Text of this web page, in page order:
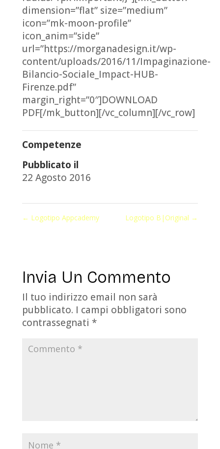
dimension=”flat” size=”medium”
icon=”mk-moon-profile”
icon_anim=”side”
url=”https://morganadesign.it/wp-
content/uploads/2016/11/Impaginazione-
Bilancio-Sociale_Impact-HUB-
Firenze.pdf”
margin_right=”0″]DOWNLOAD
PDF[/mk_button][/vc_column][/vc_row]
Competenze
Pubblicato il
22 Agosto 2016
← Logotipo Appcademy Logotipo B|Original →
Invia Un Commento
Il tuo indirizzo email non sarà
pubblicato. I campi obbligatori sono
contrassegnati *